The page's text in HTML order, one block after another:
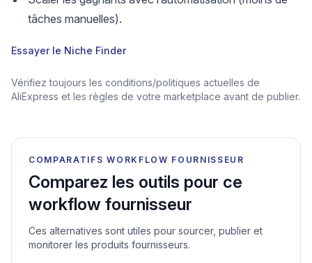
tâches manuelles).
Essayer le Niche Finder
Vérifiez toujours les conditions/politiques actuelles de
AliExpress et les règles de votre marketplace avant de publier.
COMPARATIFS WORKFLOW FOURNISSEUR
Comparez les outils pour ce
workflow fournisseur
Ces alternatives sont utiles pour sourcer, publier et
monitorer les produits fournisseurs.